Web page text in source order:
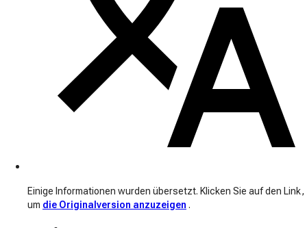
Einige Informationen wurden übersetzt. Klicken Sie auf den Link,
um die Originalversion anzuzeigen .